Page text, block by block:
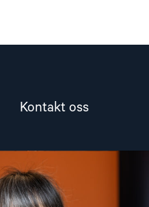
Kontakt oss
"Inna
Sangadzhieva"